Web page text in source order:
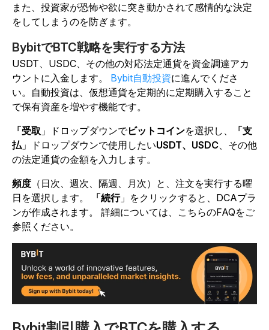
また、投資家が恐怖や欲に突き動かされて感情的な決定
をしてしまうのを防ぎます。
BybitでBTC戦略を実行する方法
USDT、USDC、その他の対応法定通貨を資金調達アカ
ウントに入金します。 Bybit自動投資に進んでくださ
い。自動投資は、仮想通貨を定期的に定期購入すること
で保有資産を増やす機能です。
「受取 」ドロップダウンでビットコインを選択し 、
「支
払」ドロップダウンで使用したいUSDT、USDC、その他
の法定通貨の金額を入力します。
頻度 （日次、週次、隔週、月次）と、注文を実行する曜
日 を選択します。 「続行」をクリックすると 、DCAプラ
ンが作成されます。
詳細については、こちらのFAQをご
参照ください。